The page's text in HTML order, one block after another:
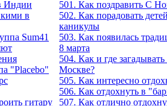
Индии
в
Sum41
"Placebo"
гитару
501. Как поздравить С
502. Как порадовать
каникулы
503. Как появилась
8 марта
504. Как и где
Москве?
505. Как интересно
506. Как отдохнуть в
507. Как отлично